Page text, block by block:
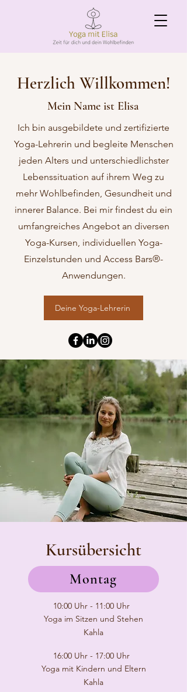
Herzlich Willkommen!
Mein Name ist Elisa
Ich bin ausgebildete und zertifizierte
Yoga-Lehrerin und begleite Menschen
jeden Alters und unterschiedlichster
Lebenssituation auf ihrem Weg zu
mehr Wohlbefinden, Gesundheit und
innerer Balance. Bei mir findest du ein
umfangreiches Angebot an diversen
Yoga-Kursen, individuellen Yoga-
Einzelstunden und Access Bars®-
Anwendungen.
Deine Yoga-Lehrerin
Kursübersicht
Montag
10:00 Uhr - 11:00 Uhr
Yoga im Sitzen und Stehen
Kahla
16:00 Uhr - 17:00 Uhr
Yoga mit Kindern und Eltern
Kahla